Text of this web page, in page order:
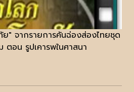
" จากรายการคันฉ่องส่องไทยชุด
อน รูปเคารพในศาสนา